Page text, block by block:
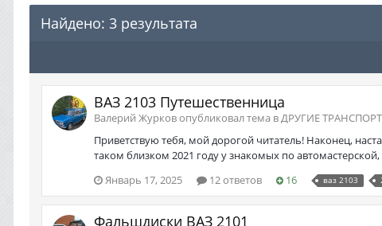
Найдено: 3 результата
ВАЗ 2103 Путешественница
Валерий Журков опубликовал тема вДРУГИЕ
Приветствую тебя, мой дорогой читатель! Наконец,
таком близком 2021 году у знакомых по
Январь 17, 2025
12 ответов 16 ваз 2103
Фальшдиски ВАЗ 2101